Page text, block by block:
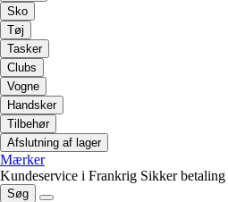
Sko
Tøj
Tasker
Clubs
Vogne
Handsker
Tilbehør
Afslutning af lager
Mærker
Kundeservice i Frankrig Sikker betaling
Søg